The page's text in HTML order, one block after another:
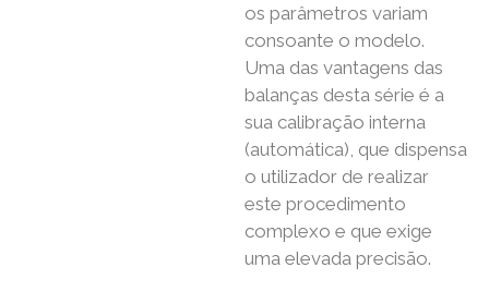
os parâmetros variam
consoante o modelo.
Uma das vantagens das
balanças desta série é a
sua calibração interna
(automática), que dispensa
o utilizador de realizar
este procedimento
complexo e que exige
uma elevada precisão.